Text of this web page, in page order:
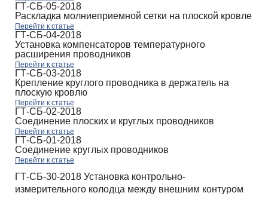
ГТ-СБ-05-2018
Раскладка молниеприемной сетки на плоской кровле
Перейти к статье
ГТ-СБ-04-2018
Установка компенсаторов температурного
расширения проводников
Перейти к статье
ГТ-СБ-03-2018
Крепление круглого проводника в держатель на
плоскую кровлю
Перейти к статье
ГТ-СБ-02-2018
Соединение плоских и круглых проводников
Перейти к статье
ГТ-СБ-01-2018
Соединение круглых проводников
Перейти к статье
ГТ-СБ-30-2018 Установка контрольно-
измерительного колодца между внешним контуром